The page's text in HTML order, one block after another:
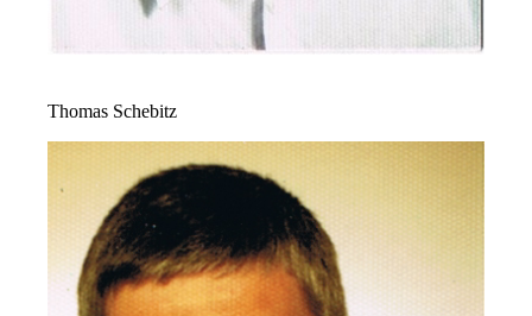
Thomas Schebitz